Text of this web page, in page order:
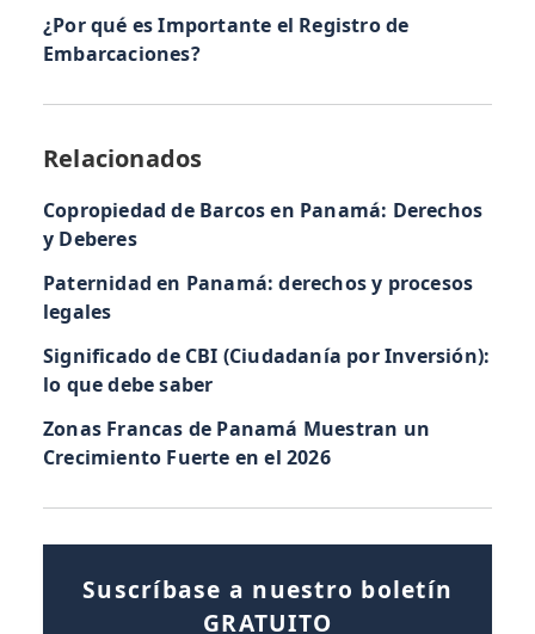
¿Por qué es Importante el Registro de
Embarcaciones?
Relacionados
Copropiedad de Barcos en Panamá: Derechos
y Deberes
Paternidad en Panamá: derechos y procesos
legales
Significado de CBI (Ciudadanía por Inversión):
lo que debe saber
Zonas Francas de Panamá Muestran un
Crecimiento Fuerte en el 2026
Suscríbase a nuestro boletín
GRATUITO